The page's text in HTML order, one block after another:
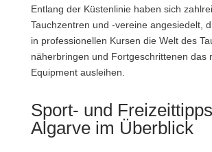
Entlang der Küstenlinie haben sich
Tauchzentren und -vereine angesiedelt,
in professionellen Kursen die Welt des
näherbringen und Fortgeschrittenen das
Equipment ausleihen.
Sport- und
Algarve im Überblick